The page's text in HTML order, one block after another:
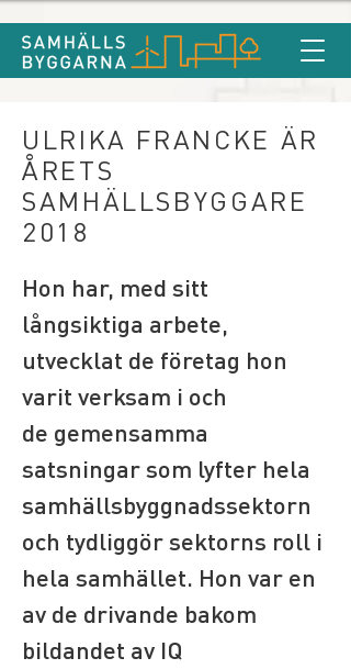
ULRIKA FRANCKE ÄR
ÅRETS
SAMHÄLLSBYGGARE
2018
Hon har, med sitt
långsiktiga arbete,
utvecklat de företag hon
varit verksam i och
de gemensamma
satsningar som lyfter hela
samhällsbyggnadssektorn
och tydliggör sektorns roll i
hela samhället. Hon var en
av de drivande bakom
bildandet av IQ